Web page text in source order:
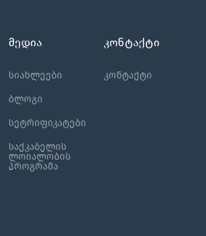
მედია
სიახლეები
ბლოგი
სეტრიფიკატები
საქკაბელის
ლოიალობის
პროგრამა
კონტაქტი
კონტაქტი